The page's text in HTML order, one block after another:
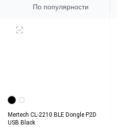
По популярности
Mertech CL-2210 BLE Dongle P2D
USB Black